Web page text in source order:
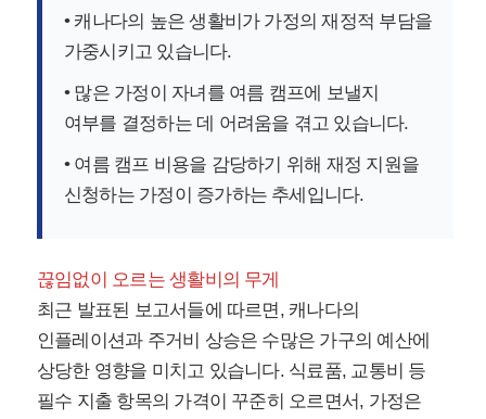
• 캐나다의 높은 생활비가 가정의 재정적 부담을
가중시키고 있습니다.
• 많은 가정이 자녀를 여름 캠프에 보낼지
여부를 결정하는 데 어려움을 겪고 있습니다.
• 여름 캠프 비용을 감당하기 위해 재정 지원을
신청하는 가정이 증가하는 추세입니다.
끊임없이 오르는 생활비의 무게
최근 발표된 보고서들에 따르면, 캐나다의
인플레이션과 주거비 상승은 수많은 가구의 예산에
상당한 영향을 미치고 있습니다. 식료품, 교통비 등
필수 지출 항목의 가격이 꾸준히 오르면서, 가정은